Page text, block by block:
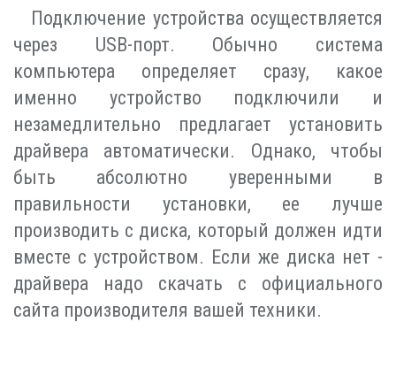
Подключение устройства осуществляется
через USB-порт. Обычно система
компьютера определяет сразу, какое
именно устройство подключили и
незамедлительно предлагает установить
драйвера автоматически. Однако, чтобы
быть абсолютно уверенными в
правильности установки, ее лучше
производить с диска, который должен идти
вместе с устройством. Если же диска нет -
драйвера надо скачать с официального
сайта производителя вашей техники.